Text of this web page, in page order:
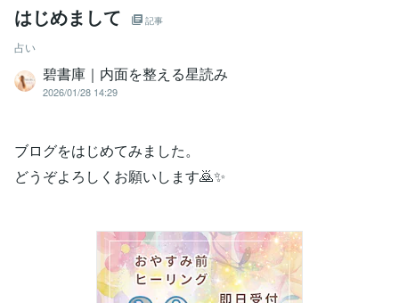
はじめまして 記事
占い
碧書庫｜内面を整える星読み
2026/01/28 14:29
ブログをはじめてみました。
どうぞよろしくお願いします🙇✨️